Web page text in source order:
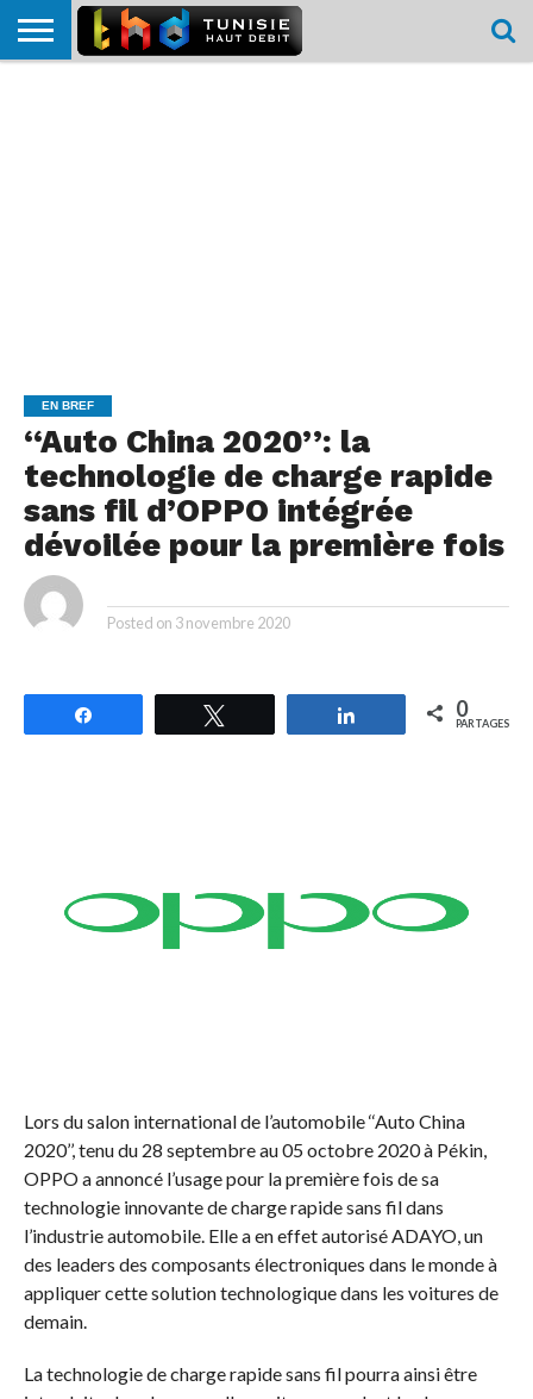
EN BREF
‘‘Auto China 2020’’: la
technologie de charge rapide
sans fil d’OPPO intégrée
dévoilée pour la première fois
Posted on 3 novembre 2020
Partagez 0
PARTAGES
Lors du salon international de l’automobile ‘‘Auto China
2020’’, tenu du 28 septembre au 05 octobre 2020 à Pékin,
OPPO a annoncé l’usage pour la première fois de sa
technologie innovante de charge rapide sans fil dans
l’industrie automobile. Elle a en effet autorisé ADAYO, un
des leaders des composants électroniques dans le monde à
appliquer cette solution technologique dans les voitures de
demain.
La technologie de charge rapide sans fil pourra ainsi être